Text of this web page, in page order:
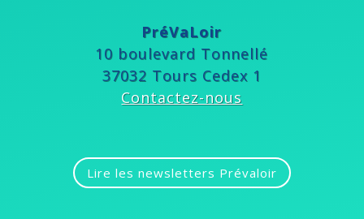
PréVaLoir
10 boulevard Tonnellé
37032 Tours Cedex 1
Contactez-nous
Lire les newsletters Prévaloir